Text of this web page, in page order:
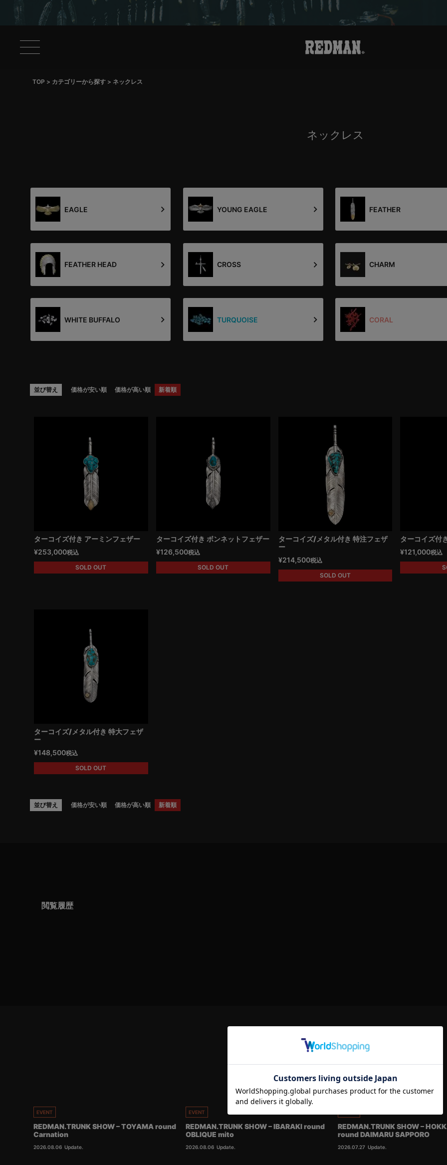
TOP カテゴリーから探す ネックレス
ネックレス
EAGLE YOUNG EAGLE FEATHER
FEATHER HEAD CROSS CHARM
WHITE BUFFALO TURQUOISE CORAL
並び替え 価格が安い順 価格が高い順 新着順
ターコイズ付き アーミンフェザー
¥253,000税込
SOLD OUT
ターコイズ付き ボンネットフェザー
¥126,500税込
SOLD OUT
ターコイズ/メタル付き 特注フェザ
ー
¥214,500税込
SOLD OUT
ターコイズ付
¥121,000税込
ターコイズ/メタル付き 特大フェザ
ー
¥148,500税込
SOLD OUT
並び替え 価格が安い順 価格が高い順 新着順
閲覧履歴
NEWS
EVENT
REDMAN.TRUNK SHOW – TOYAMA round
Carnation
2026.08.06 Update.
EVENT
REDMAN.TRUNK SHOW – IBARAKI round
OBLIQUE mito
2026.08.06 Update.
REDMAN.TRUNK SHOW –
round DAIMARU SAPPORO
2026.07.27 Update.